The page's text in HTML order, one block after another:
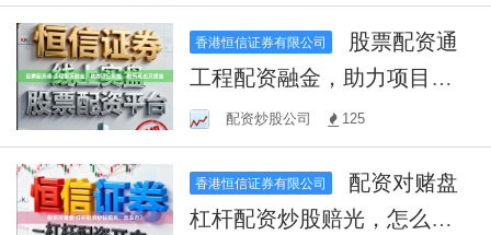
功之路
香港恒信证券有限公司
工程配资融金，助力项目实
施，融资轻松又便捷
配资炒股公司 125
香港恒信证券有限公司
杠杆配资炒股赔光，怎么